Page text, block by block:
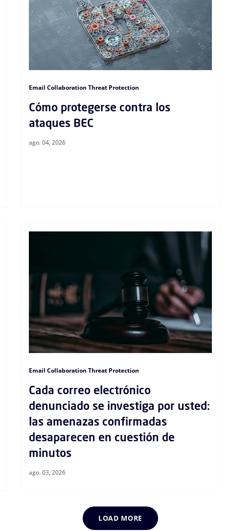
Email Collaboration Threat Protection
ago. 04, 2026
Cómo protegerse contra los
ataques BEC
Email Collaboration Threat Protection
ago. 03, 2026
Cada correo electrónico
denunciado se investiga por usted:
las amenazas confirmadas
desaparecen en cuestión de
minutos
LOAD MORE